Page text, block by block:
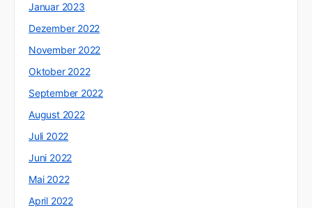
Januar 2023
Dezember 2022
November 2022
Oktober 2022
September 2022
August 2022
Juli 2022
Juni 2022
Mai 2022
April 2022